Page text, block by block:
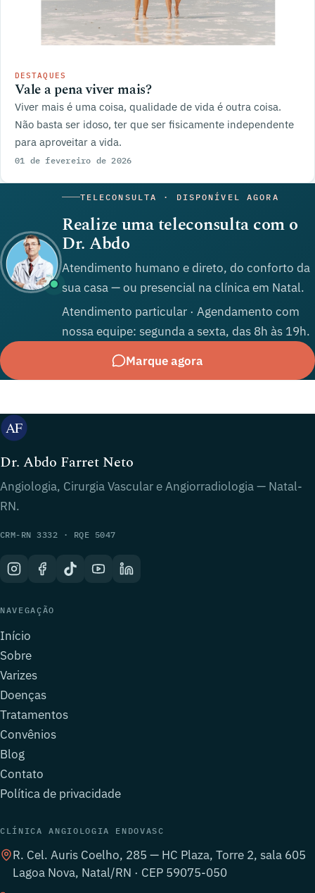
DESTAQUES
Vale a pena viver mais?
Viver mais é uma coisa, qualidade de vida é outra coisa.
Não basta ser idoso, ter que ser fisicamente independente
para aproveitar a vida.
01 de fevereiro de 2026
TELECONSULTA · DISPONÍVEL AGORA
Realize uma teleconsulta com o
Dr. Abdo
Atendimento humano e direto, do conforto da
sua casa — ou presencial na clínica em Natal.
Atendimento particular · Agendamento com
nossa equipe: segunda a sexta, das 8h às 19h.
Marque agora
Dr. Abdo Farret Neto
Angiologia, Cirurgia Vascular e Angiorradiologia — Natal-
RN.
CRM-RN 3332 · RQE 5047
NAVEGAÇÃO
Início
Sobre
Varizes
Doenças
Tratamentos
Convênios
Blog
Contato
Política de privacidade
CLÍNICA ANGIOLOGIA ENDOVASC
R. Cel. Auris Coelho, 285 — HC Plaza, Torre 2, sala 605
Lagoa Nova, Natal/RN · CEP 59075-050